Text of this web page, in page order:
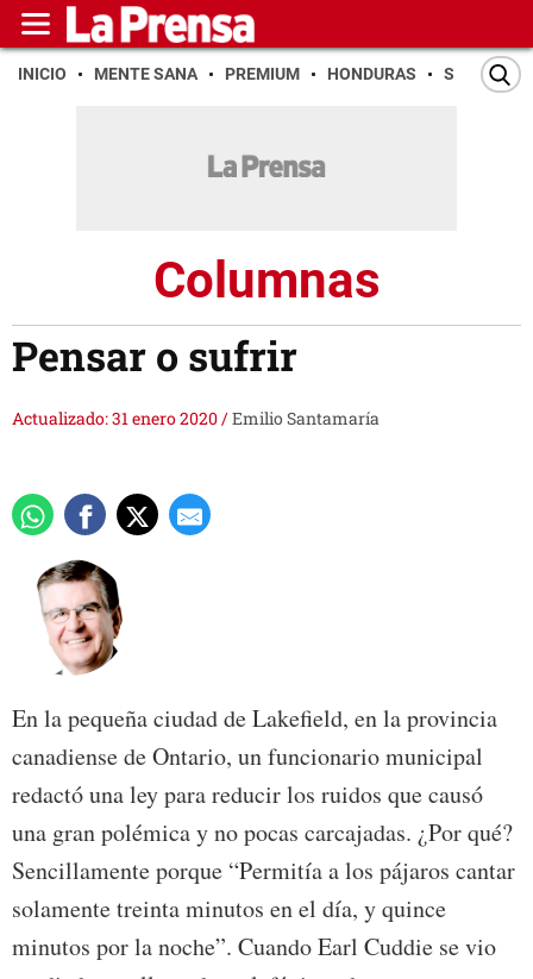
INICIO MENTE SANA PREMIUM HONDURAS SAN PEDRO
Columnas
Pensar o sufrir
Actualizado: 31 enero 2020/Emilio Santamaría
En la pequeña ciudad de Lakefield, en la provincia
canadiense de Ontario, un funcionario municipal
redactó una ley para reducir los ruidos que causó
una gran polémica y no pocas carcajadas. ¿Por qué?
Sencillamente porque “Permitía a los pájaros cantar
solamente treinta minutos en el día, y quince
minutos por la noche”. Cuando Earl Cuddie se vio